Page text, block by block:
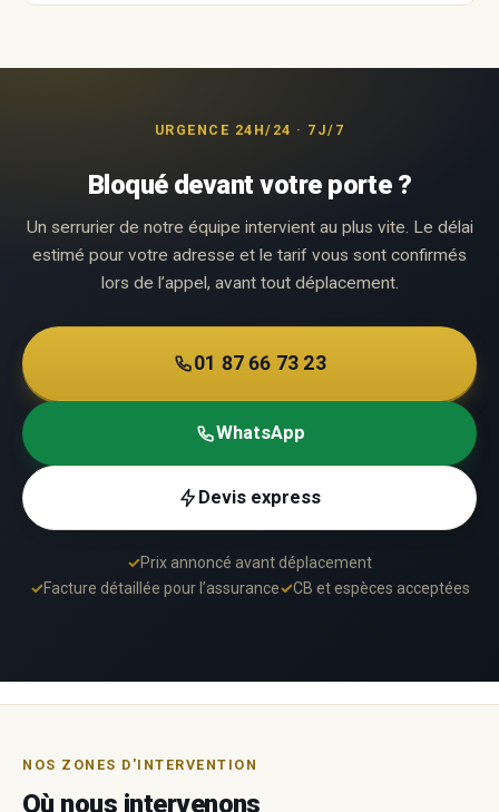
URGENCE 24H/24 · 7J/7
Bloqué devant votre porte ?
Un serrurier de notre équipe intervient au plus vite. Le délai
estimé pour votre adresse et le tarif vous sont confirmés
lors de l’appel, avant tout déplacement.
01 87 66 73 23
WhatsApp
Devis express
✓Prix annoncé avant déplacement
✓Facture détaillée pour l’assurance✓CB et espèces acceptées
NOS ZONES D'INTERVENTION
Où nous intervenons